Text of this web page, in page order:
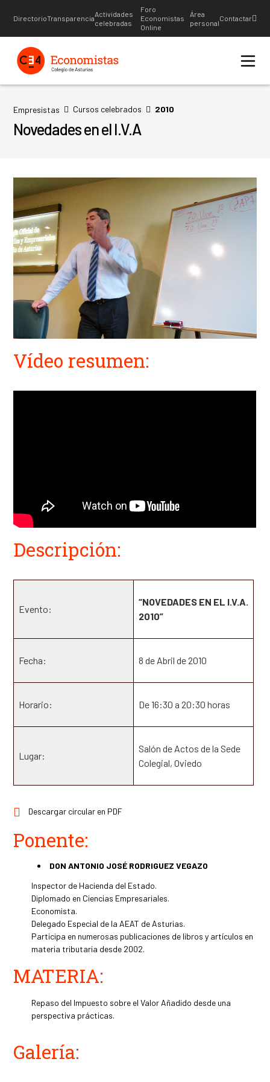
DirectorioTransparencia
Actividades
celebradas
Foro
Economistas
Online
Área
personal
Contactar
Empresistas Cursos celebrados 2010
Novedades en el I.V.A
Vídeo resumen:
Descripción:
Evento:
“NOVEDADES EN EL I.V.A.
2010”
Fecha: 8 de Abril de 2010
Horario: De 16:30 a 20:30 horas
Lugar:
Salón de Actos de la Sede
Colegial, Oviedo
Descargar circular en PDF
Ponente:
DON ANTONIO JOSÉ RODRIGUEZ VEGAZO
Inspector de Hacienda del Estado.
Diplomado en Ciencias Empresariales.
Economista.
Delegado Especial de la AEAT de Asturias.
Participa en numerosas publicaciones de libros y artículos en
materia tributaria desde 2002.
MATERIA:
Repaso del Impuesto sobre el Valor Añadido desde una
perspectiva prácticas.
Galería: